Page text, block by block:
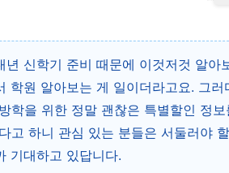
년 신학기 준비 때문에 이것저것 알아
학원 알아보는 게 일이더라고요. 그
학을 위한 정말 괜찮은 특별할인 정
고 하니 관심 있는 분들은 서둘러야
기대하고 있답니다.